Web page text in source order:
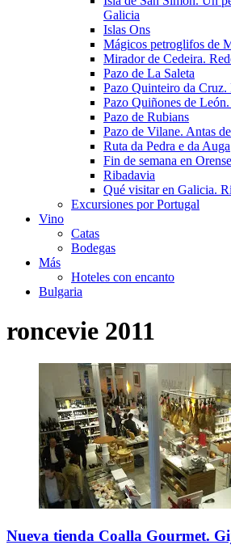
Galicia
Islas Ons
Mágicos petroglifos de
Mirador de Cedeira.
Pazo de La Saleta
Pazo Quinteiro da
Pazo Quiñones de
Pazo de Rubians
Pazo de Vilane. Antas
Ruta da Pedra e da Auga
Fin de semana en
Ribadavia
Qué visitar en Galicia.
Excursiones por Portugal
Vino
Catas
Bodegas
Más
Hoteles con encanto
Bulgaria
roncevie 2011
Nueva tienda Coalla Gourmet.